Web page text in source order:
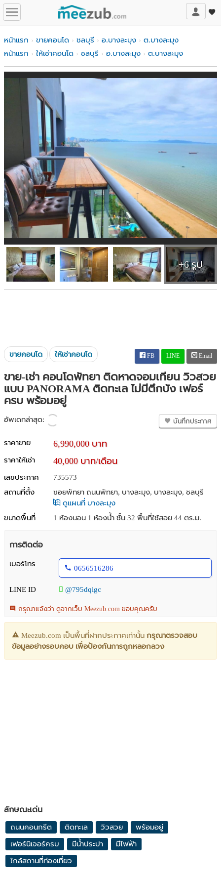
หน้าแรก ขายคอนโด ชลบุรี อ.บางละมุง
ต.บางละมุง
หน้าแรก
ให้เช่าคอนโด ชลบุรี อ.บางละมุง ต.บางละมุง
+6 รูป
ขายคอนโด ให้เช่าคอนโด FB LINE Email
ขาย-เช่า คอนโดพัทยา ติดหาดจอมเทียน วิวสวย
แบบ PANORAMA ติดทะเล ไม่มีตึกบัง เฟอร์
ครบ พร้อมอยู่
อัพเดทล่าสุด: บันทึกประกาศ
ราคาขาย 6,990,000 บาท
ราคาให้เช่า 40,000 บาท/เดือน
เลขประกาศ
735573
สถานที่ตั้ง
ซอยพัทยา ถนนพัทยา, บางละมุง, บางละมุง, ชลบุรี
ดูแผนที่ บางละมุง
ขนาดพื้นที่
1 ห้องนอน 1 ห้องน้ำ ชั้น 32 พื้นที่ใช้สอย 44 ตร.ม.
การติดต่อ
เบอร์โทร
0656516286
LINE ID @795dqigc
กรุณาแจ้งว่า ดูจากเว็บ Meezub.com ขอบคุณครับ
Meezub.com เป็นพื้นที่ฝากประกาศเท่านั้น กรุณาตรวจสอบ
ข้อมูลอย่างรอบคอบ เพื่อป้องกันการถูกหลอกลวง
ลักษณะเด่น
ถนนคอนกรีต ติดทะเล วิวสวย พร้อมอยู่
เฟอร์นิเจอร์ครบ มีน้ำประปา มีไฟฟ้า
ใกล้สถานที่ท่องเที่ยว